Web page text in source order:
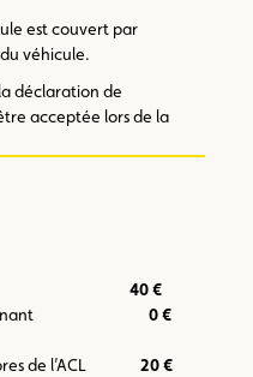
est couvert par
véhicule.
déclaration de
acceptée lors de la
40 €
0 €
de l’ACL 20 €